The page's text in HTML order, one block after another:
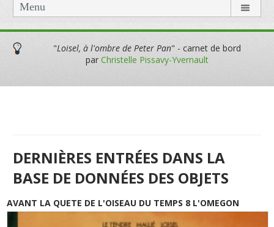
Menu
"Loisel, à l'ombre de Peter Pan" - carnet de bord
par Christelle Pissavy-Yvernault
DERNIÈRES ENTRÉES DANS LA
BASE DE DONNÉES DES OBJETS
AVANT LA QUETE DE L'OISEAU DU TEMPS 8 L'OMEGON